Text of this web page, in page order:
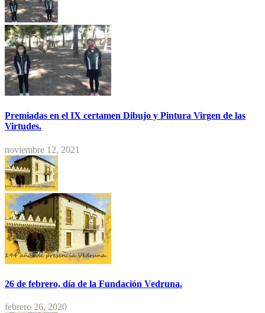
Premiadas en el IX certamen Dibujo y Pintura Virgen de las
Virtudes.
noviembre 12, 2021
26 de febrero, día de la Fundación Vedruna.
febrero 26, 2020